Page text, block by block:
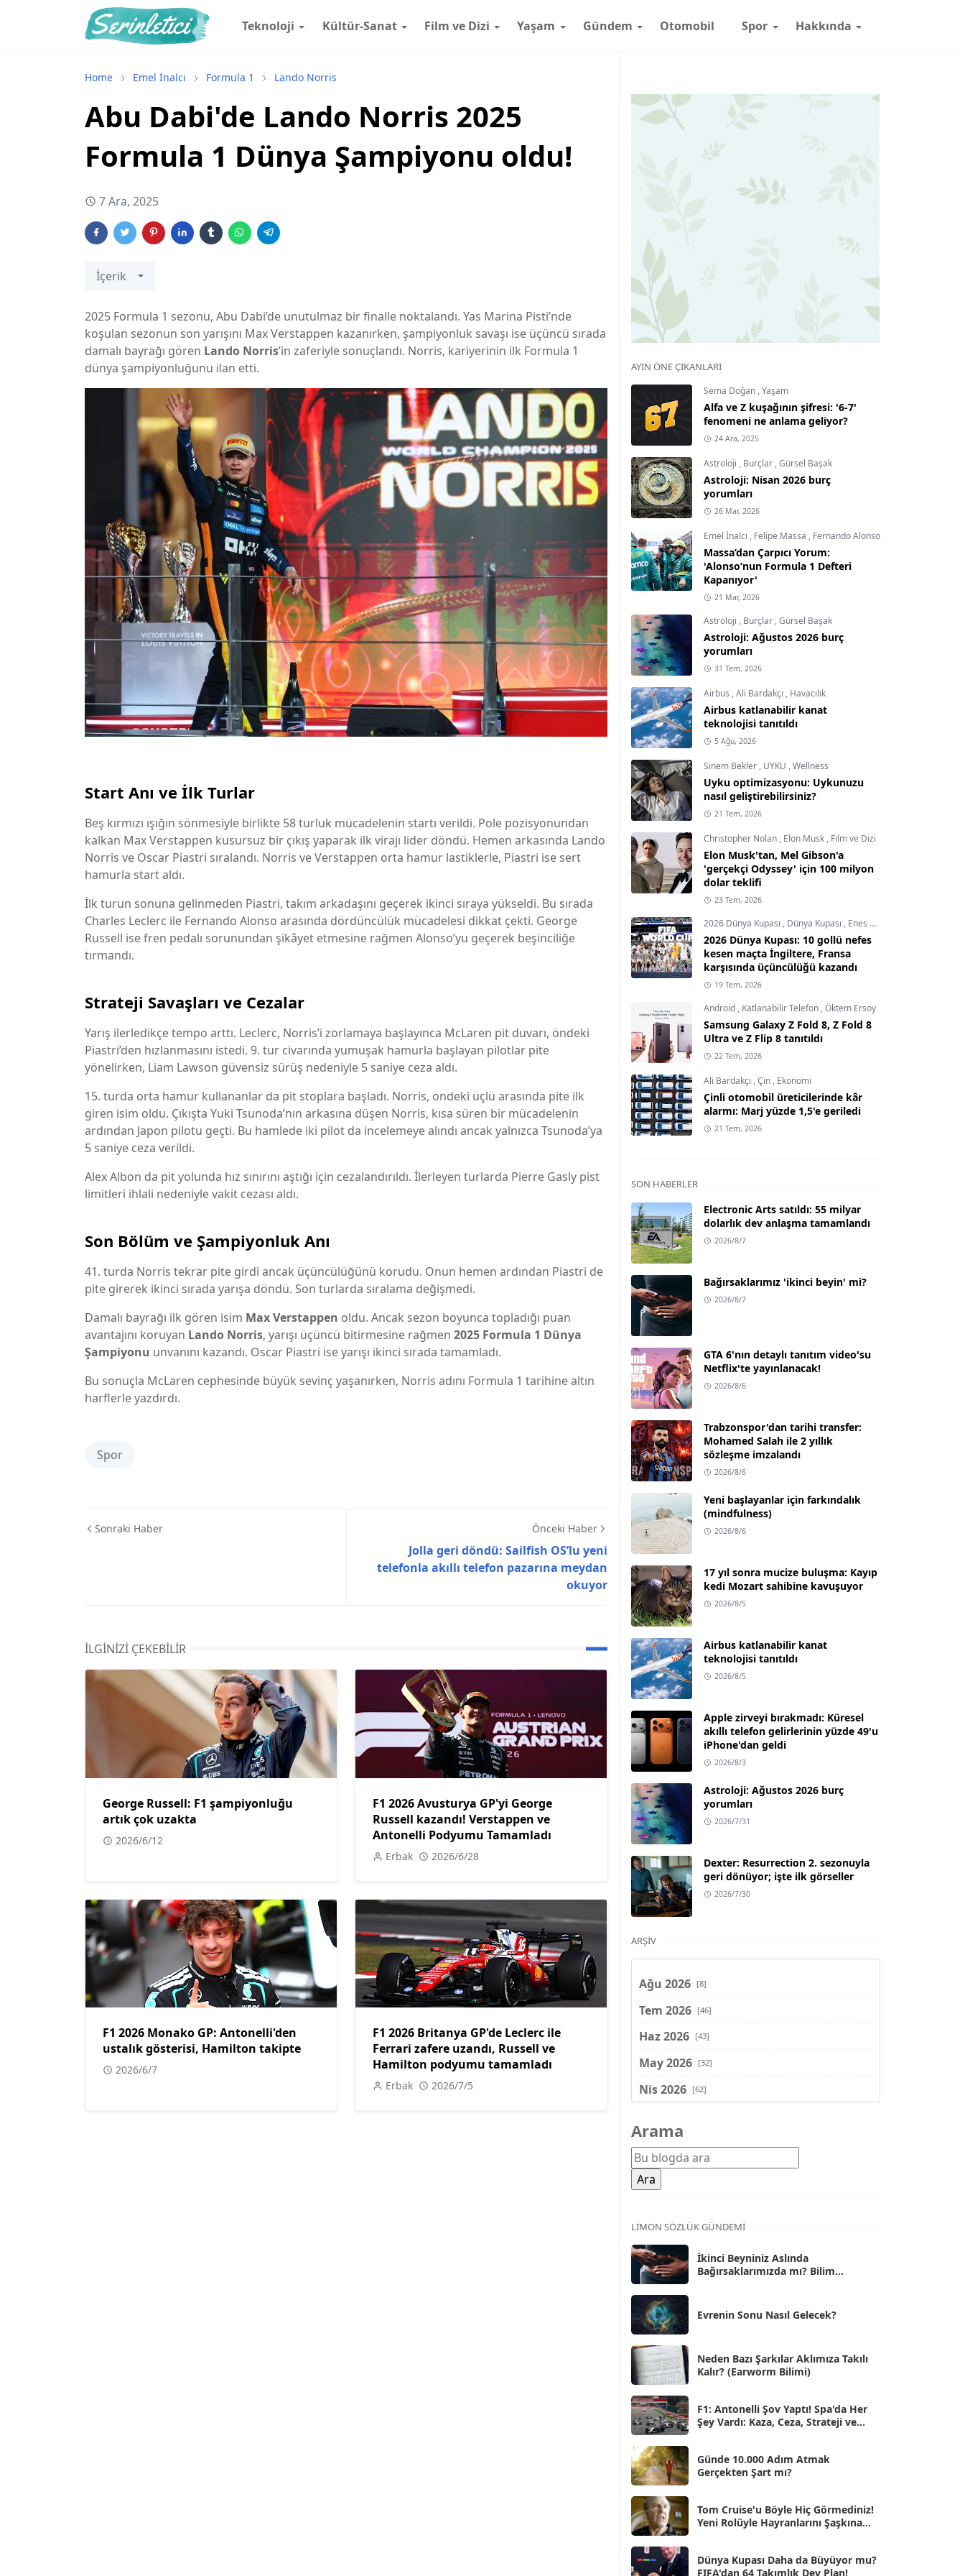
Teknoloji Kültür-Sanat Film ve Dizi Yaşam Gündem Otomobil Spor Hakkında
Home Emel İnalcı Formula 1 Lando Norris
Abu Dabi'de Lando Norris 2025
Formula 1 Dünya Şampiyonu oldu!
7 Ara, 2025
İçerik
2025 Formula 1 sezonu, Abu Dabi’de unutulmaz bir finalle noktalandı. Yas Marina Pisti’nde
koşulan sezonun son yarışını Max Verstappen kazanırken, şampiyonluk savaşı ise üçüncü sırada
damalı bayrağı gören Lando Norris’in zaferiyle sonuçlandı. Norris, kariyerinin ilk Formula 1
dünya şampiyonluğunu ilan etti.
Start Anı ve İlk Turlar
Beş kırmızı ışığın sönmesiyle birlikte 58 turluk mücadelenin startı verildi. Pole pozisyonundan
kalkan Max Verstappen kusursuz bir çıkış yaparak ilk virajı lider döndü. Hemen arkasında Lando
Norris ve Oscar Piastri sıralandı. Norris ve Verstappen orta hamur lastiklerle, Piastri ise sert
hamurla start aldı.
İlk turun sonuna gelinmeden Piastri, takım arkadaşını geçerek ikinci sıraya yükseldi. Bu sırada
Charles Leclerc ile Fernando Alonso arasında dördüncülük mücadelesi dikkat çekti. George
Russell ise fren pedalı sorunundan şikâyet etmesine rağmen Alonso’yu geçerek beşinciliğe
tırmandı.
Strateji Savaşları ve Cezalar
Yarış ilerledikçe tempo arttı. Leclerc, Norris’i zorlamaya başlayınca McLaren pit duvarı, öndeki
Piastri’den hızlanmasını istedi. 9. tur civarında yumuşak hamurla başlayan pilotlar pite
yönelirken, Liam Lawson güvensiz sürüş nedeniyle 5 saniye ceza aldı.
15. turda orta hamur kullananlar da pit stoplara başladı. Norris, öndeki üçlü arasında pite ilk
giren isim oldu. Çıkışta Yuki Tsunoda’nın arkasına düşen Norris, kısa süren bir mücadelenin
ardından Japon pilotu geçti. Bu hamlede iki pilot da incelemeye alındı ancak yalnızca Tsunoda’ya
5 saniye ceza verildi.
Alex Albon da pit yolunda hız sınırını aştığı için cezalandırıldı. İlerleyen turlarda Pierre Gasly pist
limitleri ihlali nedeniyle vakit cezası aldı.
Son Bölüm ve Şampiyonluk Anı
41. turda Norris tekrar pite girdi ancak üçüncülüğünü korudu. Onun hemen ardından Piastri de
pite girerek ikinci sırada yarışa döndü. Son turlarda sıralama değişmedi.
Damalı bayrağı ilk gören isim Max Verstappen oldu. Ancak sezon boyunca topladığı puan
avantajını koruyan Lando Norris, yarışı üçüncü bitirmesine rağmen 2025 Formula 1 Dünya
Şampiyonu unvanını kazandı. Oscar Piastri ise yarışı ikinci sırada tamamladı.
Bu sonuçla McLaren cephesinde büyük sevinç yaşanırken, Norris adını Formula 1 tarihine altın
harflerle yazdırdı.
Spor
Sonraki Haber Önceki Haber
Jolla geri döndü: Sailfish OS’lu yeni
telefonla akıllı telefon pazarına meydan
okuyor
İLGINIZI ÇEKEBILIR
George Russell: F1 şampiyonluğu
artık çok uzakta
2026/6/12
F1 2026 Avusturya GP'yi George
Russell kazandı! Verstappen ve
Antonelli Podyumu Tamamladı
Erbak 2026/6/28
F1 2026 Monako GP: Antonelli'den
ustalık gösterisi, Hamilton takipte
2026/6/7
F1 2026 Britanya GP'de Leclerc ile
Ferrari zafere uzandı, Russell ve
Hamilton podyumu tamamladı
Erbak 2026/7/5
AYIN ÖNE ÇIKANLARI
Sema Doğan ,Yaşam
Alfa ve Z kuşağının şifresi: '6-7'
fenomeni ne anlama geliyor?
24 Ara, 2025
Astroloji , Burçlar ,Gürsel Başak
Astroloji: Nisan 2026 burç
yorumları
26 Mar, 2026
Emel İnalcı , Felipe Massa , Fernando Alonso
Massa’dan Çarpıcı Yorum:
'Alonso’nun Formula 1 Defteri
Kapanıyor'
21 Mar, 2026
Astroloji , Burçlar ,Gürsel Başak
Astroloji: Ağustos 2026 burç
yorumları
31 Tem, 2026
Airbus ,Ali Bardakçı , Havacılık
Airbus katlanabilir kanat
teknolojisi tanıtıldı
5 Ağu, 2026
Sinem Bekler , UYKU ,Wellness
Uyku optimizasyonu: Uykunuzu
nasıl geliştirebilirsiniz?
21 Tem, 2026
Christopher Nolan , Elon Musk , Film ve Dizi
Elon Musk'tan, Mel Gibson'a
'gerçekçi Odyssey' için 100 milyon
dolar teklifi
23 Tem, 2026
2026 Dünya Kupası , Dünya Kupası , Enes Demircioğlu
2026 Dünya Kupası: 10 gollü nefes
kesen maçta İngiltere, Fransa
karşısında üçüncülüğü kazandı
19 Tem, 2026
Android , Katlanabilir Telefon ,Öktem Ersoy
Samsung Galaxy Z Fold 8, Z Fold 8
Ultra ve Z Flip 8 tanıtıldı
22 Tem, 2026
Ali Bardakçı ,Çin , Ekonomi
Çinli otomobil üreticilerinde kâr
alarmı: Marj yüzde 1,5'e geriledi
21 Tem, 2026
SON HABERLER
Electronic Arts satıldı: 55 milyar
dolarlık dev anlaşma tamamlandı
2026/8/7
Bağırsaklarımız 'ikinci beyin' mi?
2026/8/7
GTA 6'nın detaylı tanıtım video'su
Netflix'te yayınlanacak!
2026/8/6
Trabzonspor'dan tarihi transfer:
Mohamed Salah ile 2 yıllık
sözleşme imzalandı
2026/8/6
Yeni başlayanlar için farkındalık
(mindfulness)
2026/8/6
17 yıl sonra mucize buluşma: Kayıp
kedi Mozart sahibine kavuşuyor
2026/8/5
Airbus katlanabilir kanat
teknolojisi tanıtıldı
2026/8/5
Apple zirveyi bırakmadı: Küresel
akıllı telefon gelirlerinin yüzde 49'u
iPhone'dan geldi
2026/8/3
Astroloji: Ağustos 2026 burç
yorumları
2026/7/31
Dexter: Resurrection 2. sezonuyla
geri dönüyor; işte ilk görseller
2026/7/30
ARŞIV
Ağu 2026 [8]
Tem 2026 [46]
Haz 2026 [43]
May 2026 [32]
Nis 2026 [62]
Şub 2026
Oca 2026 [72]
Ara 2025
Kas 2025
Eki 2025
Eyl 2025 [56]
Ağu 2025
Tem 2025
Haz 2025
May 2025 [54]
Nis 2025 [56]
Mar 2025 [50]
Şub 2025 [57]
Oca 2025
Ara 2024 [25]
Kas 2024
Eki 2024 [46]
Arama
LIMON SÖZLÜK GÜNDEMI
İkinci Beyniniz Aslında
Bağırsaklarımızda mı? Bilim
Evrenin Sonu Nasıl Gelecek?
Neden Bazı Şarkılar Aklımıza Takılı
Kalır? (Earworm Bilimi)
F1: Antonelli Şov Yaptı! Spa'da Her
Şey Vardı: Kaza, Ceza, Strateji ve
Günde 10.000 Adım Atmak
Gerçekten Şart mı?
Tom Cruise'u Böyle Hiç Görmediniz!
Yeni Rolüyle Hayranlarını Şaşkına
Dünya Kupası Daha da Büyüyor mu?
FIFA'dan 64 Takımlık Dev Plan!